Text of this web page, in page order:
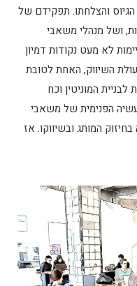
הגיוס והצלחתו. תפקידם של
ושל מנהלי משאבי
לא מעט נקודות דמיון
השיווק, האחת לטובת
המוניטין וכח
הפנימית של משאבי
המותג ובשיווקו. אז